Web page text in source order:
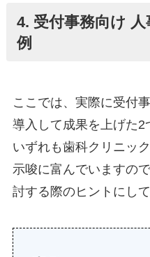
4. 受付事務向け
例
ここでは、実際に受付
導入して成果を上げた2
いずれも歯科クリニッ
示唆に富んでいますの
討する際のヒントにして